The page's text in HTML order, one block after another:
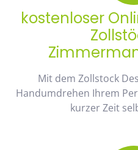
kostenloser
Mit dem Zollstock
Handumdrehen Ihrem
kurzer Zeit